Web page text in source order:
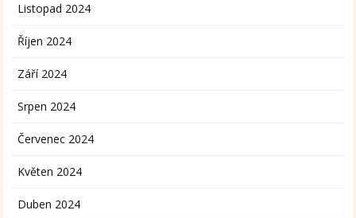
Listopad 2024
Říjen 2024
Září 2024
Srpen 2024
Červenec 2024
Květen 2024
Duben 2024